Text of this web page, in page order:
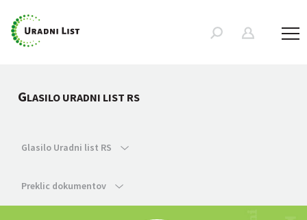
GLASILO URADNI LIST RS
Glasilo Uradni list RS
Preklic dokumentov